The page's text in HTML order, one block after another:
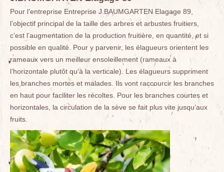
Pour l’entreprise Entreprise J.BAUMGARTEN Elagage 89,
l’objectif principal de la taille des arbres et arbustes fruitiers,
c’est l’augmentation de la production fruitière, en quantité, et si
possible en qualité. Pour y parvenir, les élagueurs orientent les
rameaux vers un meilleur ensoleillement (rameaux à
l’horizontale plutôt qu’à la verticale). Les élagueurs suppriment
les branches mortes et malades. Ils vont raccourcir les branches
en haut pour faciliter les récoltes. Pour les branches courtes et
horizontales, la circulation de la sève se fait plus vite jusqu’aux
fruits.